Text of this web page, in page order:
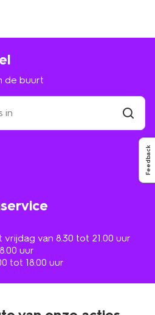
Feedback
van 8.30 tot 21.00 uur
uur
tot 18.00 uur
de buurt
winkel